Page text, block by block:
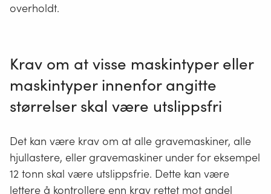
overholdt.
Krav om at visse maskintyper eller
maskintyper innenfor angitte
størrelser skal være utslippsfri
Det kan være krav om at alle gravemaskiner, alle
hjullastere, eller gravemaskiner under for eksempel
12 tonn skal være utslippsfrie. Dette kan være
lettere å kontrollere enn krav rettet mot andel